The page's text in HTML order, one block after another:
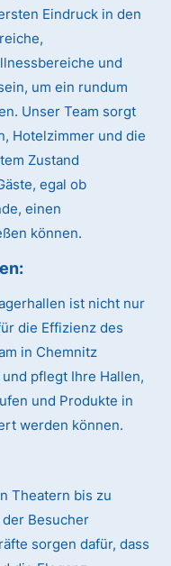
Eindruck in den
und
um ein rundum
Unser Team sorgt
Hotelzimmer und die
Zustand
egal ob
einen
können.
ist nicht nur
die Effizienz des
in Chemnitz
pflegt Ihre Hallen,
und Produkte in
werden können.
Theatern bis zu
Besucher
sorgen dafür, dass